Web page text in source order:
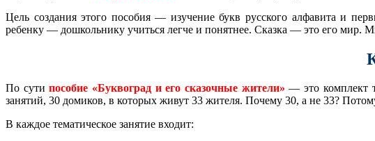
Цель создания этого пособия — изучение букв русского алфавита и
ребенку — дошкольнику учиться легче и понятнее. Сказка — это его мир.
По сутипособие «Буквоград и его сказочные жители» — это комплект
занятий, 30 домиков, в которых живут 33 жителя. Почему 30, а не 33?
В каждое тематическое занятие входит: